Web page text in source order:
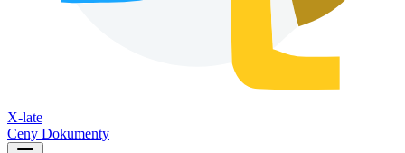
X-late
Ceny Dokumenty